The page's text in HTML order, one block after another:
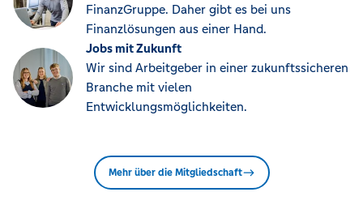
FinanzGruppe. Daher gibt es bei uns
Finanzlösungen aus einer Hand.
Jobs mit Zukunft
Wir sind Arbeitgeber in einer zukunftssicheren
Branche mit vielen
Entwicklungsmöglichkeiten.
Mehr über die Mitgliedschaft